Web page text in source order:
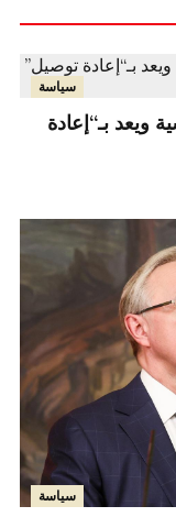
سياسة
ويعد بـ“إعادة
سياسة